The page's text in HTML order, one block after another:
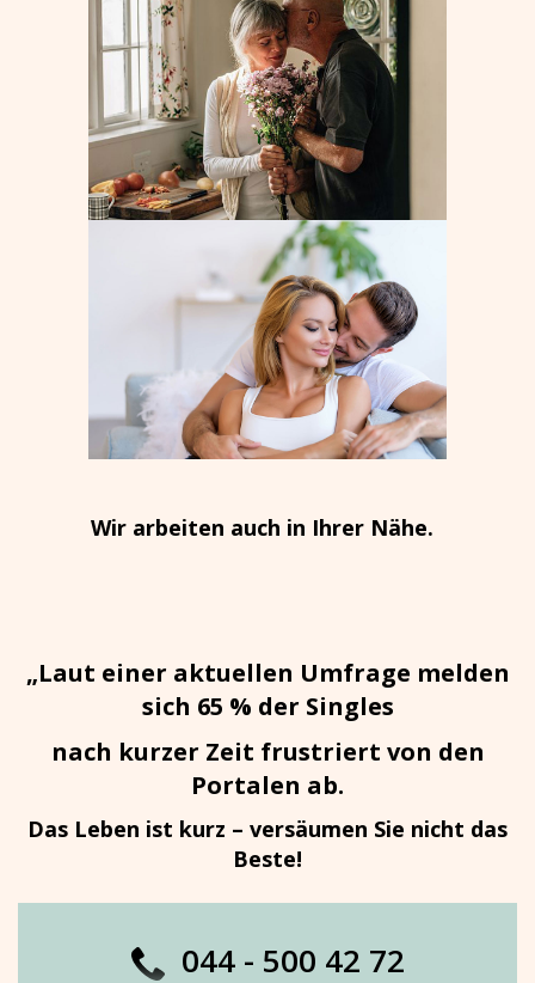
Wir arbeiten auch in Ihrer Nähe.
„Laut einer aktuellen Umfrage melden
sich 65 % der Singles
nach kurzer Zeit frustriert von den
Portalen ab.
Das Leben ist kurz – versäumen Sie nicht das
Beste!
044 - 500 42 72